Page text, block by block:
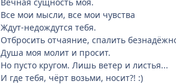
Все мои мысли, все мои чувства
Ждут-недождутся тебя.
Отбросить отчаяние, спалить
Душа моя молит и просит.
Но пусто кругом. Лишь ветер и листья...
И где тебя, чёрт возьми, носит?! :)